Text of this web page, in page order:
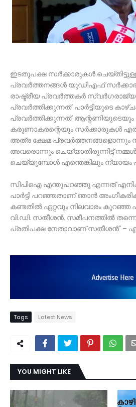
ഇടതുപക്ഷ സർക്കാരുകൾ
പ്രവർത്തനങ്ങൾ യുഡിഎഫ്
രാഷ്ട്രീയ പ്രവർ‌ത്തകർ
പ്രവർത്തിക്കുന്നത്. പാർട്ടിയുടെ
പ്രവർത്തിക്കുന്നത്. ആന്റണിയുടെയും
കരുണാകരന്റെയും സർക്കാരുകൾ
അത്ര ക്ഷേമ പ്രവർത്തനങ്ങളൊന്നും
അവരൊന്നും ചെയ്യാതിരുന്നിട്ട്
ചെയ്യുമ്പോൾ എന്തെങ്കിലും ന്യായം
സിപിഐ എന്തുപറഞ്ഞു എന്നത്
പാർട്ടി പറഞ്ഞതാണ് ഞാൻ
കണ്ടതിൽ ഏറ്റവും നിലവാരം കുറഞ്ഞ
വി.ഡി. സതീശൻ. സമീപനത്തിൽ തന്നെ
പ്രതിപക്ഷ നേതാവാണ് സതീശൻ’’ –
Tags Latest News
YOU MIGHT LIKE